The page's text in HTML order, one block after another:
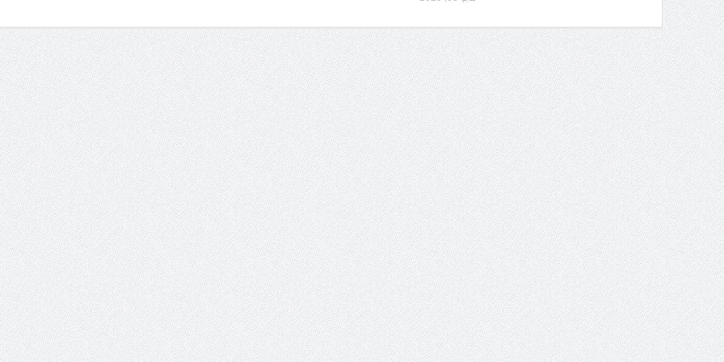
المؤشرات الجغرافية
عمل ينظمها
الشيخ صالح بن حسين آل سلامة
يحصل على الدكتوراة في الإدارة من
أكاديمية(جيت) البريطانية